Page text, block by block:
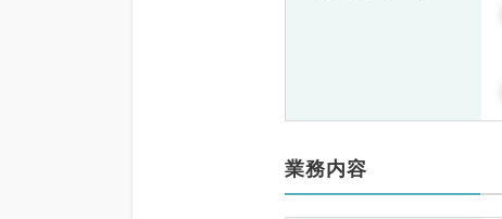
業務内容